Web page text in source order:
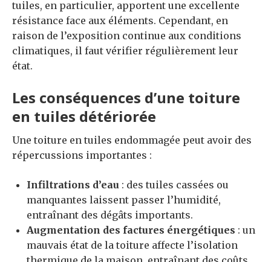
tuiles, en particulier, apportent une excellente
résistance face aux éléments. Cependant, en
raison de l’exposition continue aux conditions
climatiques, il faut vérifier régulièrement leur
état.
Les conséquences d’une toiture
en tuiles détériorée
Une toiture en tuiles endommagée peut avoir des
répercussions importantes :
Infiltrations d’eau : des tuiles cassées ou
manquantes laissent passer l’humidité,
entraînant des dégâts importants.
Augmentation des factures énergétiques : un
mauvais état de la toiture affecte l’isolation